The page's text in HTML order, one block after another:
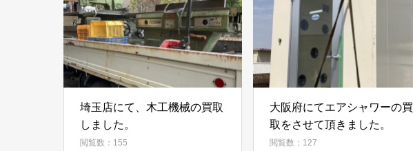
埼玉店にて、木工機械の買取
しました。
閲覧数：155
大阪府にてエアシャワーの買
取をさせて頂きました。
閲覧数：127